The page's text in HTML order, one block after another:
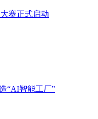
赛正式启动
“AI智能工厂”